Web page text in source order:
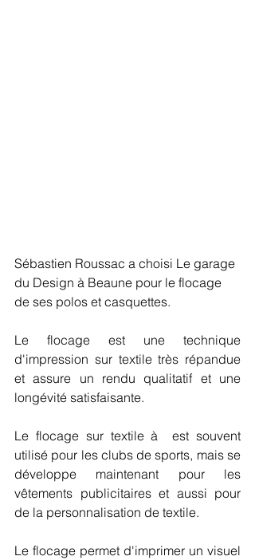
Sébastien Roussac a choisi Le garage
du Design à Beaune pour le flocage
de ses polos et casquettes.
Le flocage est une technique
d'impression sur textile très répandue
et assure un rendu qualitatif et une
longévité satisfaisante.
Le flocage sur textile à  est souvent
utilisé pour les clubs de sports, mais se
développe maintenant pour les
vêtements publicitaires et aussi pour
de la personnalisation de textile.
Le flocage permet d'imprimer un visuel